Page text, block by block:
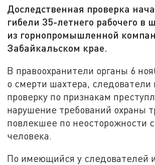
Доследственная проверка
гибели 35-летнего рабочего в
из горнопромышленной
Забайкальском крае.
В правоохранители органы 6
о смерти шахтера, следователи
проверку по признакам
нарушение требований охраны
повлекшее по неосторожности
человека.
По имеющийся у следователей